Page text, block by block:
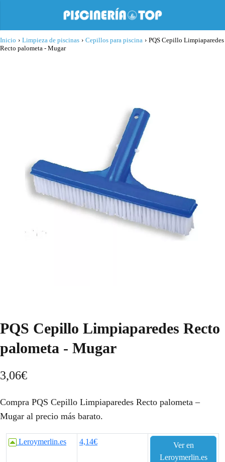
Inicio › Limpieza de piscinas › Cepillos para piscina › PQS Cepillo Limpiaparedes
Recto palometa - Mugar
PQS Cepillo Limpiaparedes Recto
palometa - Mugar
3,06€
Compra PQS Cepillo Limpiaparedes Recto palometa –
Mugar al precio más barato.
Leroymerlin.es 4,14€
Ver en
Leroymerlin.es